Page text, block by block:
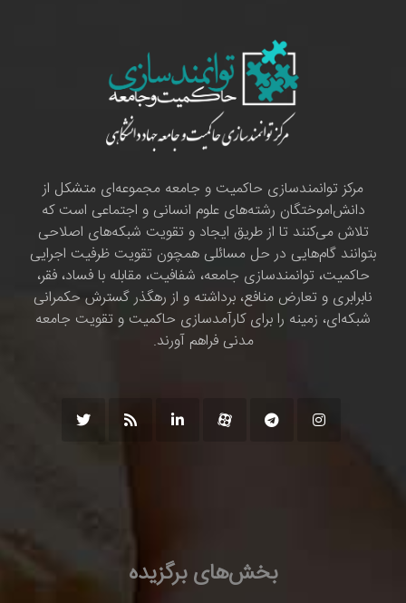
مرکز توانمندسازی حاکمیت و جامعه مجموعه‌ای متشکل از
دانش‌اموختگان رشته‌های علوم انسانی و اجتماعی است که
تلاش می‌کنند تا از طریق ایجاد و تقویت شبکه‌های اصلاحی
بتوانند گام‌هایی در حل مسائلی همچون تقویت ظرفیت اجرایی
حاکمیت، توانمندسازی جامعه، شفافیت، مقابله با فساد، فقر،
نابرابری و تعارض منافع، برداشته و از رهگذر گسترش حکمرانی
شبکه‌ای، زمینه را برای کارآمدسازی حاکمیت و تقویت جامعه
مدنی فراهم آورند.
بخش‌های برگزیده